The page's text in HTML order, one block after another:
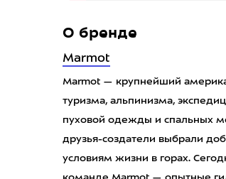
О бренде
Marmot
Marmot — крупнейший
туризма, альпинизма,
пуховой одежды и спальных
друзья-создатели выбрали
условиям жизни в горах.